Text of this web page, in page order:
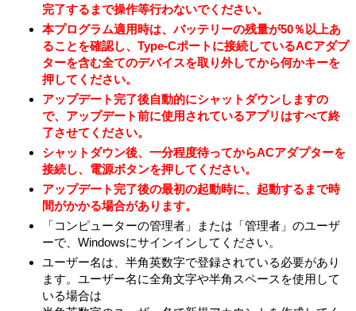
個別のソフトウェア使用許諾契約書を伴わない各々のソフト
ウェア（以下「許諾ソフトウェア」とし、コンピューターソ
フトウェア、媒体、マニュアルなどの関連書類および電子文
書を含みます）に関しては、
下記のソフトウェア使用許諾契約書をお読みください。お客
さまによる許諾ソフトウェアの使用開始をもって、下記のソ
フトウェア使用許諾契約書にご同意いただいたものとしま
本契約は、お客さま（以下「お客さま」とします）とVAIO株
式会社（以下「VAIO」とします）との間での許諾ソフトウェ
アの使用権の許諾に関する条件を定めるものです。
第1条 （総則）
許諾ソフトウェアは、日本国内外の著作権法並びに著作者の
権利およびこれに隣接する権利に関する諸条約その他知的財
産権に関する法令によって保護されています。許諾ソフトウ
ェアは、本契約の条件に従いVAIOからお客さまに対して使用
許諾されるもので、許諾ソフトウェアの著作権等の知的財産
完了するまで操作等行わないでください。
本プログラム適用時は、バッテリーの残量が50％以上あ
ることを確認し、Type-Cポートに接続しているACアダプ
ターを含む全てのデバイスを取り外してから何かキーを
押してください。
アップデート完了後自動的にシャットダウンしますの
で、アップデート前に使用されているアプリはすべて終
了させてください。
シャットダウン後、一分程度待ってからACアダプターを
接続し、電源ボタンを押してください。
アップデート完了後の最初の起動時に、起動するまで時
間がかかる場合があります。
「コンピューターの管理者」または「管理者」のユーザ
ーで、Windowsにサインインしてください。
ユーザー名は、半角英数字で登録されている必要があり
ます。ユーザー名に全角文字や半角スペースを使用して
いる場合は